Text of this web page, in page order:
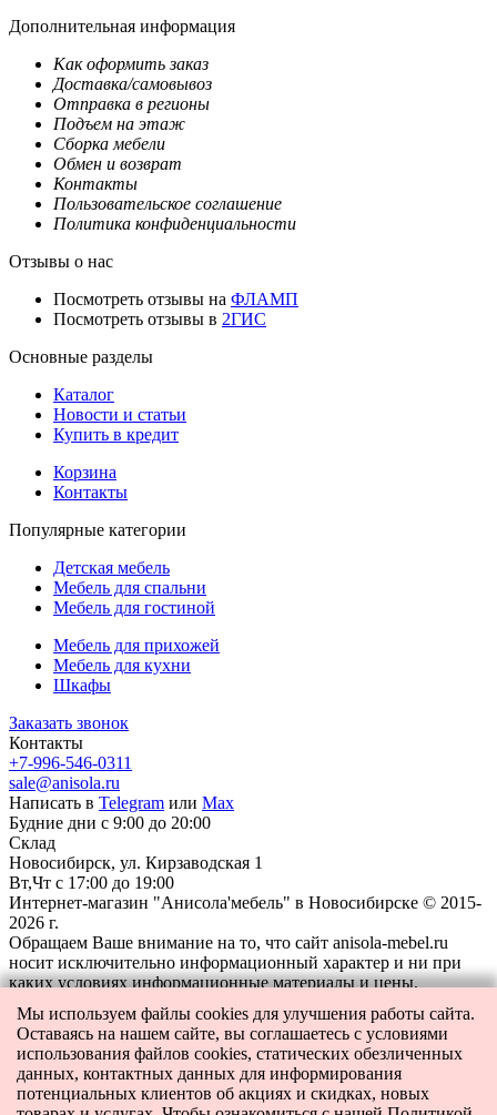
Дополнительная информация
Как оформить заказ
Доставка/самовывоз
Отправка в регионы
Подъем на этаж
Сборка мебели
Обмен и возврат
Контакты
Пользовательское соглашение
Политика конфиденциальности
Отзывы о нас
Посмотреть отзывы на ФЛАМП
Посмотреть отзывы в 2ГИС
Основные разделы
Каталог
Новости и статьи
Купить в кредит
Корзина
Контакты
Популярные категории
Детская мебель
Мебель для спальни
Мебель для гостиной
Мебель для прихожей
Мебель для кухни
Шкафы
Заказать звонок
Контакты
+7-996-546-0311
sale@anisola.ru
Написать в Telegram или Max
Будние дни с 9:00 до 20:00
Склад
Новосибирск, ул. Кирзаводская 1
Вт,Чт с 17:00 до 19:00
Интернет-магазин "Анисола'мебель" в Новосибирске © 2015-
2026 г.
Обращаем Ваше внимание на то, что сайт anisola-mebel.ru
носит исключительно информационный характер и ни при
каких условиях информационные материалы и цены,
определяемой положениями Статьи 437 Гражданского кодекса
РФ.
Мы используем файлы cookies для улучшения работы сайта.
Оставаясь на нашем сайте, вы соглашаетесь с условиями
использования файлов cookies, статических обезличенных
данных, контактных данных для информирования
потенциальных клиентов об акциях и скидках, новых